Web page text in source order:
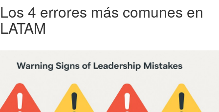
Los 4 errores más comunes en
LATAM